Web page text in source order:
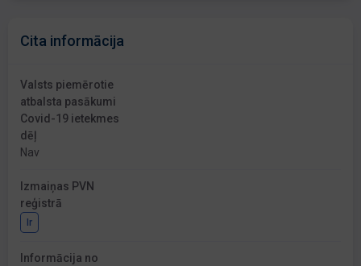
Cita informācija
Valsts piemērotie
atbalsta pasākumi
Covid-19 ietekmes
dēļ
Nav
Izmaiņas PVN
reģistrā
Ir
Informācija no